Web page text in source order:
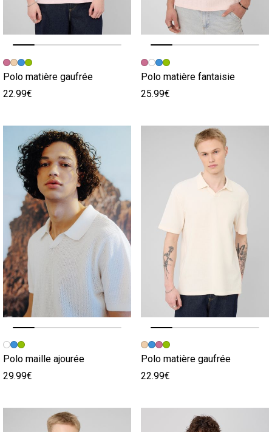
Image précédente
Image suivante
Polo matière gaufrée
22.99€
Image précédente
Image suivante
Polo matière fantaisie
25.99€
Image précédente
Image suivante
Polo maille ajourée
29.99€
Image précédente
Image suivante
Polo matière gaufrée
22.99€